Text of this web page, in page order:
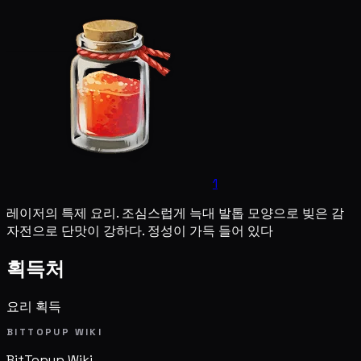
1
레이저의 특제 요리. 조심스럽게 늑대 발톱 모양으로 빚은 감
자전으로 단맛이 강하다. 정성이 가득 들어 있다
획득처
요리 획득
BITTOPUP WIKI